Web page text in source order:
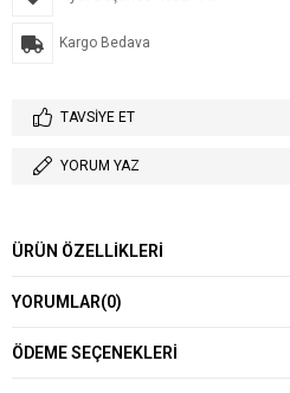
Kargo Bedava
TAVSIYE ET
YORUM YAZ
ÜRÜN ÖZELLIKLERI
YORUMLAR(0)
ÖDEME SEÇENEKLERI